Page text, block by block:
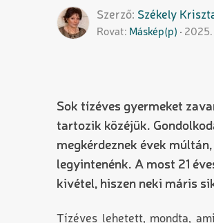
Szerző Székely
Rovat Máskép(p) 2025.
Sok tízéves gyermeket
tartozik közéjük.
megkérdeznek évek
legyintenénk. A most 21
kivétel, hiszen neki máris
Tízéves lehetett, mondta,